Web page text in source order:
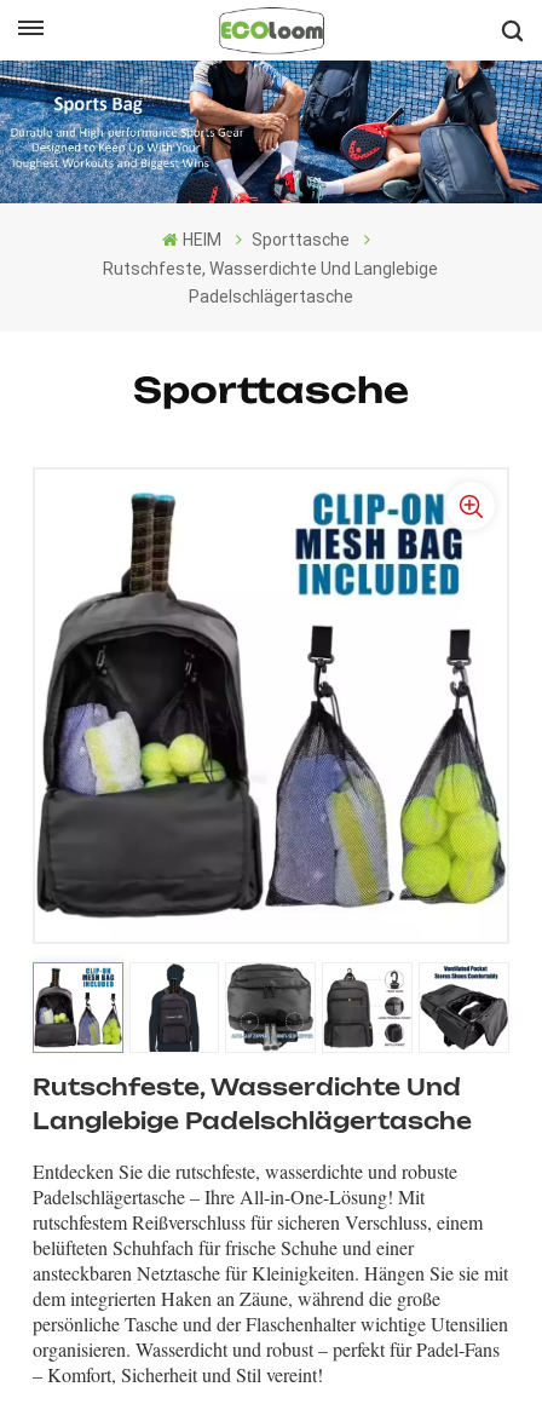
English
Français
HEIM
Sporttasche
Rutschfeste, Wasserdichte Und Langlebige
Padelschlägertasche
Sporttasche
Rutschfeste, Wasserdichte Und
Langlebige Padelschlägertasche
Entdecken Sie die rutschfeste, wasserdichte und robuste
Padelschlägertasche – Ihre All-in-One-Lösung! Mit
rutschfestem Reißverschluss für sicheren Verschluss, einem
belüfteten Schuhfach für frische Schuhe und einer
ansteckbaren Netztasche für Kleinigkeiten. Hängen Sie sie mit
dem integrierten Haken an Zäune, während die große
persönliche Tasche und der Flaschenhalter wichtige Utensilien
organisieren. Wasserdicht und robust – perfekt für Padel-Fans
– Komfort, Sicherheit und Stil vereint!